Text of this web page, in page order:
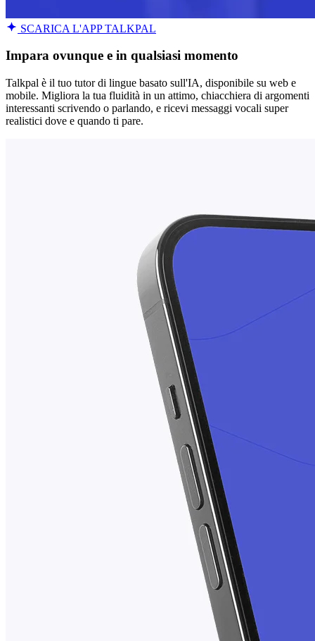
SCARICA L'APP TALKPAL
Impara ovunque e in qualsiasi momento
Talkpal è il tuo tutor di lingue basato sull'IA, disponibile su web e
mobile. Migliora la tua fluidità in un attimo, chiacchiera di argomenti
interessanti scrivendo o parlando, e ricevi messaggi vocali super
realistici dove e quando ti pare.